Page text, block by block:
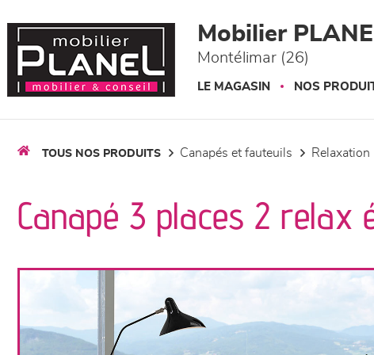
Mobilier
Montélimar (26)
LE MAGASIN NOS
TOUS NOS PRODUITS canapés et fauteuils relaxation
Canapé 3 places 2 relax